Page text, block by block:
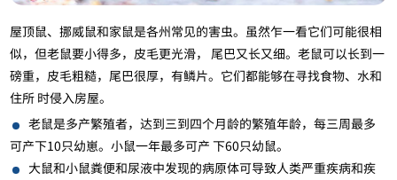
屋顶鼠、挪威鼠和家鼠是各州常见的害虫。虽然乍一看它们可能很相
似，但老鼠要小得多，皮毛更光滑， 尾巴又长又细。老鼠可以长到一
磅重，皮毛粗糙，尾巴很厚，有鳞片。它们都能够在寻找食物、水和
住所 时侵入房屋。
老鼠是多产繁殖者，达到三到四个月龄的繁殖年龄，每三周最多
可产下10只幼崽。小鼠一年最多可产 下60只幼鼠。
大鼠和小鼠粪便和尿液中发现的病原体可导致人类严重疾病和疾